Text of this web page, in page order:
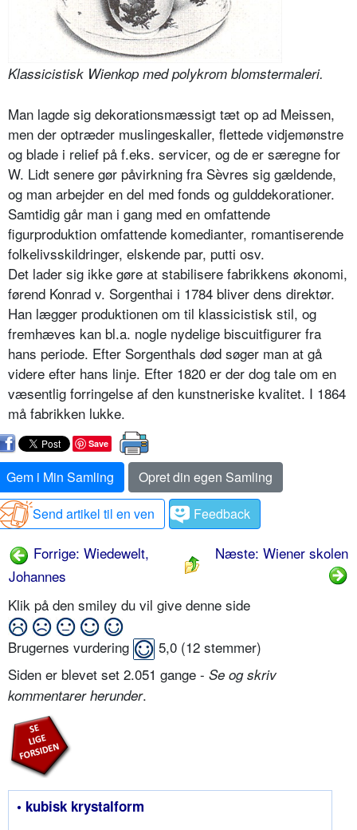
Klassicistisk Wienkop med polykrom blomstermaleri.
Man lagde sig dekorationsmæssigt tæt op ad Meissen,
men der optræder muslingeskaller, flettede vidjemønstre
og blade i relief på f.eks. servicer, og de er særegne for
W. Lidt senere gør påvirkning fra Sèvres sig gældende,
og man arbejder en del med fonds og gulddekorationer.
Samtidig går man i gang med en omfattende
figurproduktion omfattende komedianter, romantiserende
folkelivsskildringer, elskende par, putti osv.
Det lader sig ikke gøre at stabilisere fabrikkens økonomi,
førend Konrad v. Sorgenthai i 1784 bliver dens direktør.
Han lægger produktionen om til klassicistisk stil, og
fremhæves kan bl.a. nogle nydelige biscuitfigurer fra
hans periode. Efter Sorgenthals død søger man at gå
videre efter hans linje. Efter 1820 er der dog tale om en
væsentlig forringelse af den kunstneriske kvalitet. I 1864
må fabrikken lukke.
Save
Gem i Min Samling
Opret din egen Samling
Send artikel til en ven
Feedback
Forrige: Wiedewelt,
Johannes
Næste: Wiener skolen
Klik på den smiley du vil give denne side
Brugernes vurdering 5,0 (12 stemmer)
Siden er blevet set 2.051 gange - Se og skriv
kommentarer herunder.
• kubisk krystalform